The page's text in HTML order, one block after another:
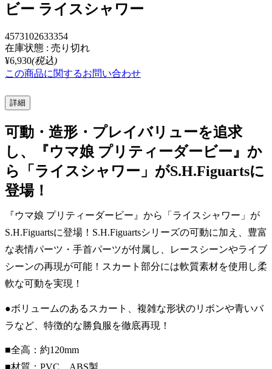
ビー ライスシャワー
4573102633354
在庫状態 : 売り切れ
¥6,930(税込)
この商品に関するお問い合わせ
詳細
可動・造形・プレイバリューを追求
し、『ウマ娘 プリティーダービー』か
ら「ライスシャワー」がS.H.Figuartsに
登場！
『ウマ娘 プリティーダービー』から「ライスシャワー」が
S.H.Figuartsに登場！S.H.Figuartsシリーズの可動に加え、豊富
な表情パーツ・手首パーツが付属し、レースシーンやライブ
シーンの再現が可能！スカート部分には軟質素材を使用し柔
軟な可動を実現！
●ボリュームのあるスカート、複雑な形状のリボンや青いバ
ラなど、特徴的な勝負服を徹底再現！
■全高：約120mm